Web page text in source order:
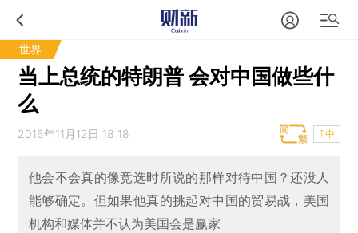
世界
当上总统的特朗普 会对中国做些什
么
2016年11月12日 18:18 T中
他会不会真的像竞选时所说的那样对待中国？还没人
能够确定。但如果他真的挑起对中国的贸易战，美国
机构和媒体并不认为美国会是赢家